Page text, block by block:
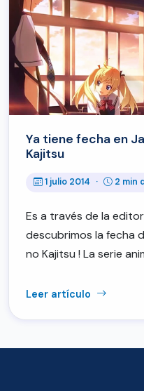
Ya tiene fecha en
Kajitsu
1 julio 2014 · 2 min
Es a través de la
descubrimos la fecha
no Kajitsu ! La serie
Leer artículo